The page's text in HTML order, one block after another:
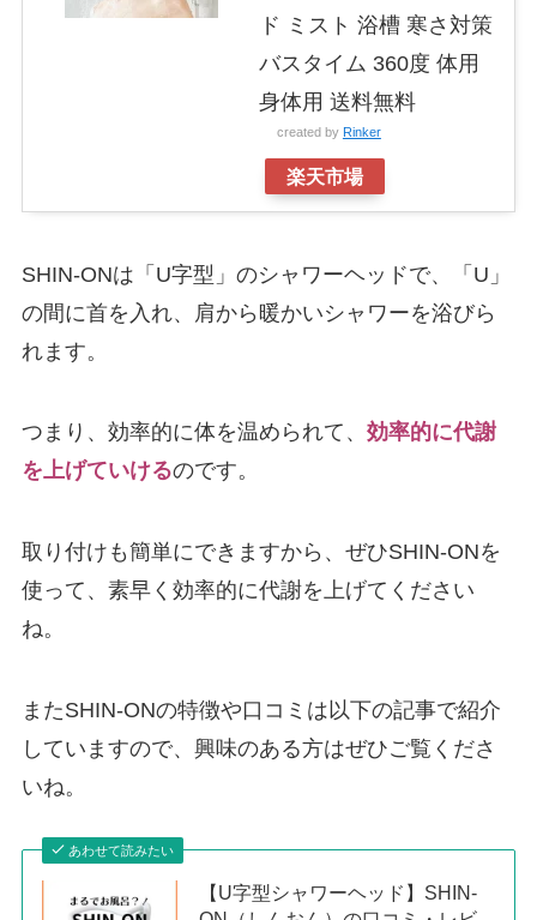
ド ミスト 浴槽 寒さ対策
バスタイム 360度 体用
身体用 送料無料
created by Rinker
楽天市場
SHIN-ONは「U字型」のシャワーヘッドで、「U」
の間に首を入れ、肩から暖かいシャワーを浴びら
れます。
つまり、効率的に体を温められて、 効率的に代謝
を上げていけるのです。
取り付けも簡単にできますから、ぜひSHIN-ONを
使って、素早く効率的に代謝を上げてください
ね。
またSHIN-ONの特徴や口コミは以下の記事で紹介
していますので、興味のある方はぜひご覧くださ
いね。
あわせて読みたい
【U字型シャワーヘッド】SHIN-